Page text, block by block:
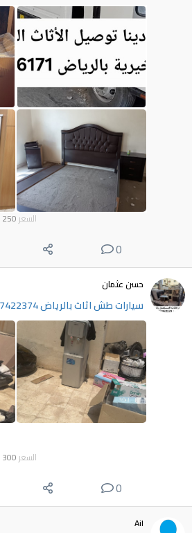
السعر 250
0
حسن عثمان
سيارات طش اثاث بالرياض 0537422374 قديم تالف
السعر 300
0
Ail